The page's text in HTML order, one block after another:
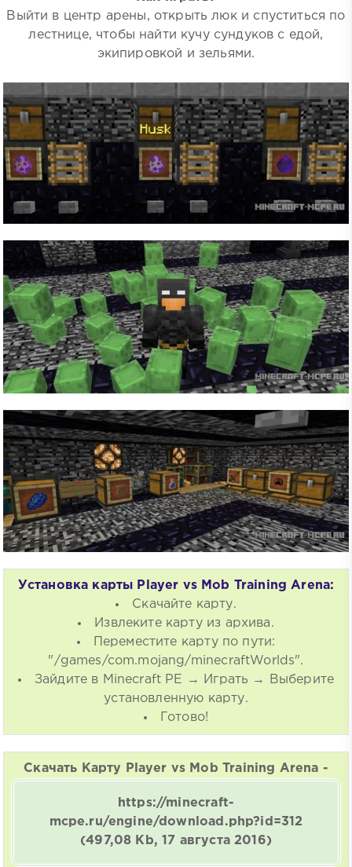
Выйти в центр арены, открыть люк и спуститься по
лестнице, чтобы найти кучу сундуков с едой,
экипировкой и зельями.
Установка карты Player vs Mob Training Arena:
Скачайте карту.
Извлеките карту из архива.
Переместите карту по пути:
"/games/com.mojang/minecraftWorlds".
Зайдите в Minecraft PE → Играть → Выберите
установленную карту.
Готово!
Скачать Карту Player vs Mob Training Arena -
https://minecraft-
mcpe.ru/engine/download.php?id=312
(497,08 Kb, 17 августа 2016)